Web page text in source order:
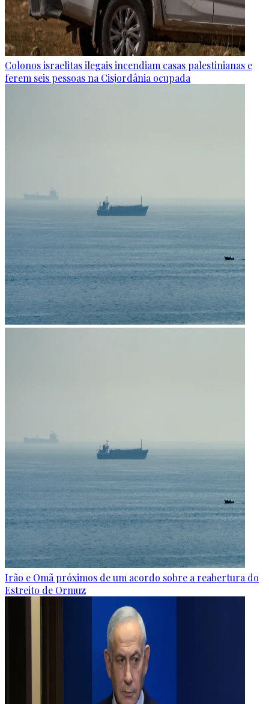
Colonos israelitas ilegais incendiam casas palestinianas e
ferem seis pessoas na Cisjordânia ocupada
Irão e Omã próximos de um acordo sobre a reabertura do
Estreito de Ormuz